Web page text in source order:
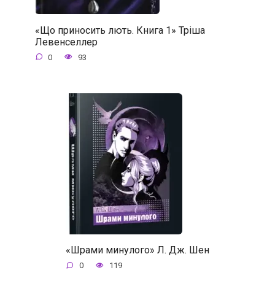
«Що приносить лють. Книга 1» Тріша
Левенселлер
0 93
«Шрами минулого» Л. Дж. Шен
0 119